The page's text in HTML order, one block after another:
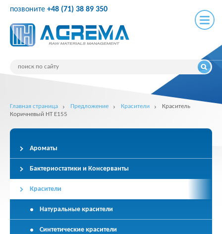
позвоните +48 (71) 38 89 350
Главная страница Предложение Красители
Краситель
Коричневый HT E155
Ароматы
Бактериостатики и Консерванты
Красители
Натуральные красители
Синтетические красители